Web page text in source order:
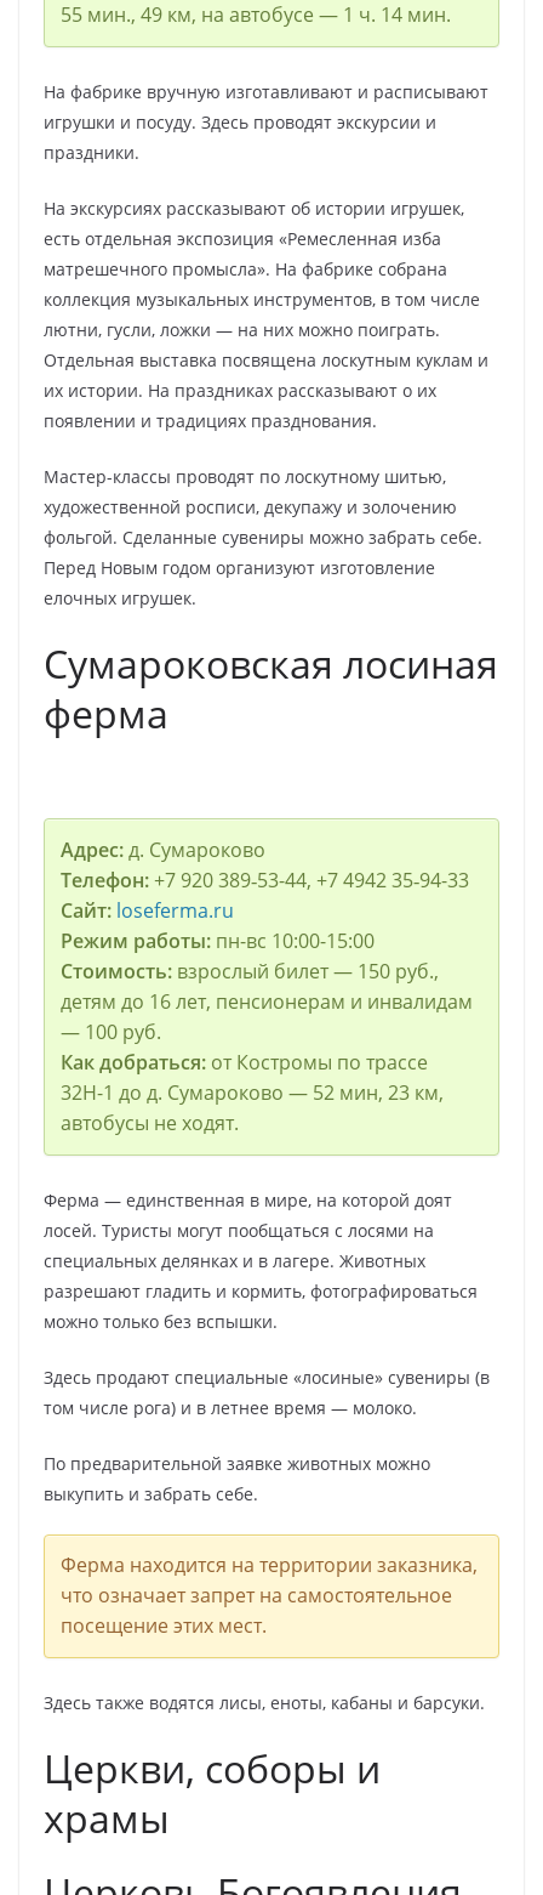
55 мин., 49 км, на автобусе — 1 ч. 14 мин.
На фабрике вручную изготавливают и расписывают
игрушки и посуду. Здесь проводят экскурсии и
праздники.
На экскурсиях рассказывают об истории игрушек,
есть отдельная экспозиция «Ремесленная изба
матрешечного промысла». На фабрике собрана
коллекция музыкальных инструментов, в том числе
лютни, гусли, ложки — на них можно поиграть.
Отдельная выставка посвящена лоскутным куклам и
их истории. На праздниках рассказывают о их
появлении и традициях празднования.
Мастер-классы проводят по лоскутному шитью,
художественной росписи, декупажу и золочению
фольгой. Сделанные сувениры можно забрать себе.
Перед Новым годом организуют изготовление
елочных игрушек.
Сумароковская лосиная
ферма
Адрес:д. Сумароково
Телефон:+7 920 389‑53-44, +7 4942 35‑94-33
Сайт:loseferma.ru
Режим работы:пн-вс 10:00-15:00
Стоимость:взрослый билет — 150 руб.,
детям до 16 лет, пенсионерам и инвалидам
— 100 руб.
Как добраться:от Костромы по трассе
32Н-1 до д. Сумароково — 52 мин, 23 км,
автобусы не ходят.
Ферма — единственная в мире, на которой доят
лосей. Туристы могут пообщаться с лосями на
специальных делянках и в лагере. Животных
разрешают гладить и кормить, фотографироваться
можно только без вспышки.
Здесь продают специальные «лосиные» сувениры (в
том числе рога) и в летнее время — молоко.
По предварительной заявке животных можно
выкупить и забрать себе.
Ферма находится на территории заказника,
что означает запрет на самостоятельное
посещение этих мест.
Здесь также водятся лисы, еноты, кабаны и барсуки.
Церкви, соборы и
храмы